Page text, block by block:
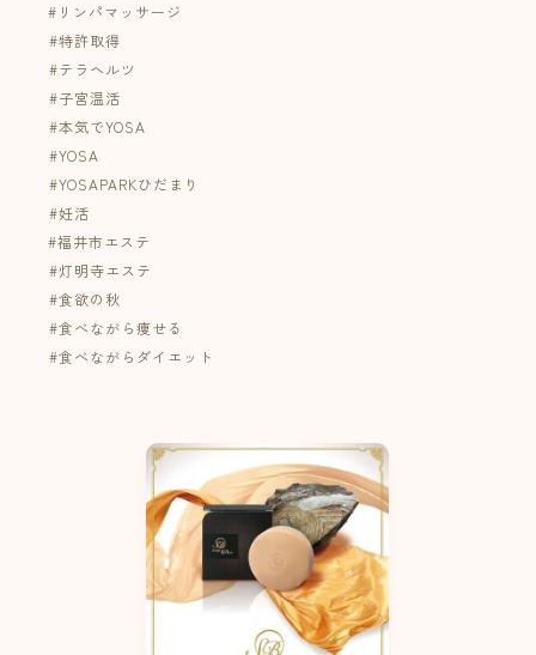
#リンパマッサージ
⁡#特許取得
⁡#テラヘルツ
⁡#子宮温活
⁡#本気でYOSA⁡
⁡#YOSA
⁡#YOSAPARKひだまり
⁡#妊活
#福井市エステ
⁡#灯明寺エステ⁡
⁡#食欲の秋 ⁡
⁡#食べながら痩せる ⁡
⁡#食べながらダイエット